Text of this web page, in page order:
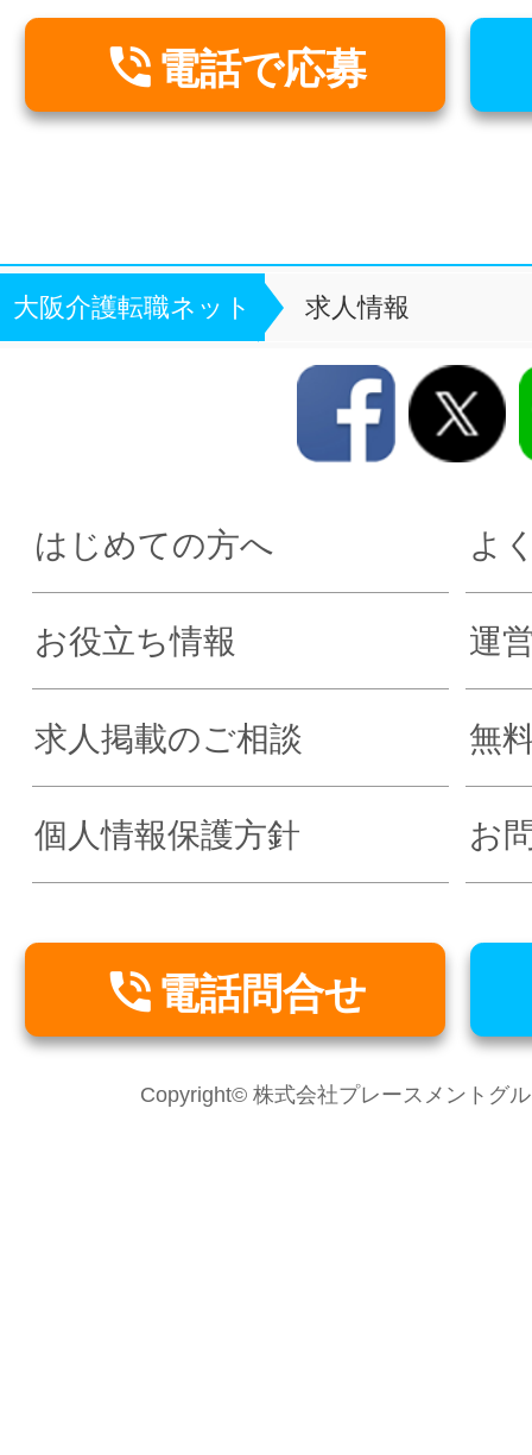
 電話で応募
大阪介護転職ネット 求人情報
はじめての方へ よ
お役立ち情報 運
求人掲載のご相談 無
個人情報保護方針 お
 電話問合せ
Copyright© 株式会社プレースメントグ